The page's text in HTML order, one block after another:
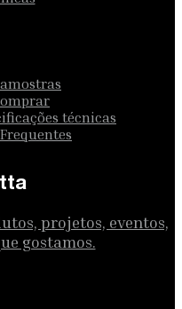
técnicas
projetos, eventos,
gostamos.